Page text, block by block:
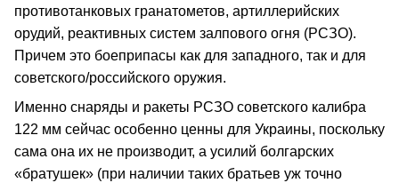
противотанковых гранатометов, артиллерийских
орудий, реактивных систем залпового огня (РСЗО).
Причем это боеприпасы как для западного, так и для
советского/российского оружия.
Именно снаряды и ракеты РСЗО советского калибра
122 мм сейчас особенно ценны для Украины, поскольку
сама она их не производит, а усилий болгарских
«братушек» (при наличии таких братьев уж точно